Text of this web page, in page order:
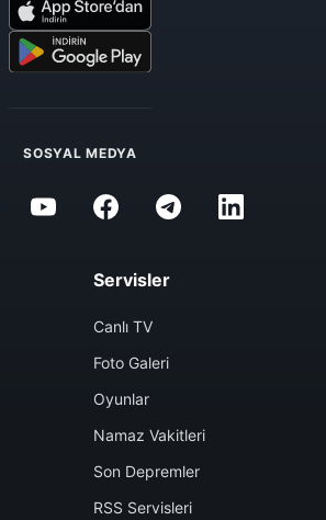
SOSYAL MEDYA
Servisler
Canlı TV
Foto Galeri
Oyunlar
Namaz Vakitleri
Son Depremler
RSS Servisleri